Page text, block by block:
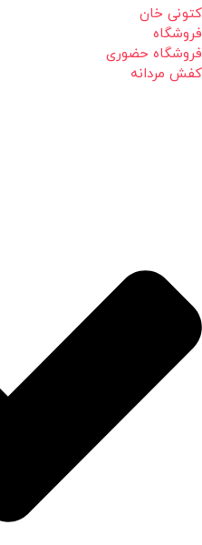
کتونی خان
فروشگاه
فروشگاه حضوری
کفش مردانه